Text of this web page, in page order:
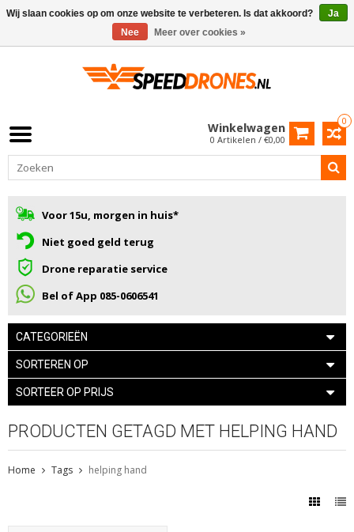
0
Winkelwagen
0 Artikelen / €0,00
Voor 15u, morgen in huis*
Niet goed geld terug
Drone reparatie service
Bel of App 085-0606541
CATEGORIEËN
SORTEREN OP
SORTEER OP PRIJS
PRODUCTEN GETAGD MET HELPING HAND
Home Tags helping hand
Wij slaan cookies op om onze website te verbeteren. Is dat akkoord?
Ja
Nee
Meer over cookies »